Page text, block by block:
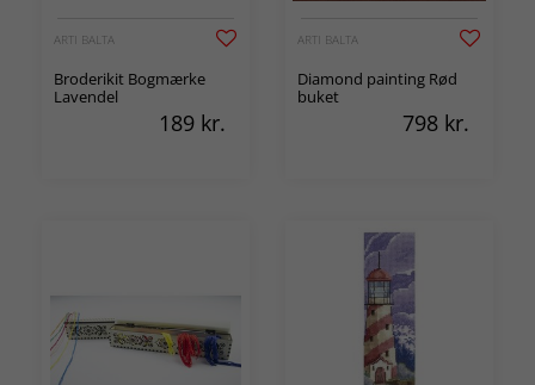
ARTI BALTA
Broderikit Bogmærke
Lavendel
189 kr.
ARTI BALTA
Diamond painting Rød
buket
798 kr.